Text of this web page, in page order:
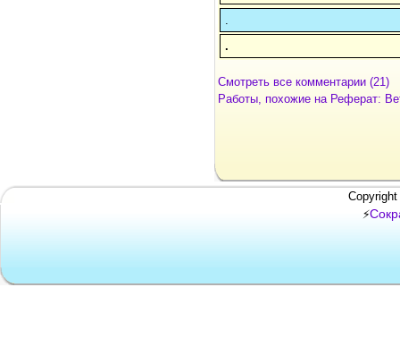
.
Смотреть все комментарии (21)
Работы, похожие на Реферат:
⚡